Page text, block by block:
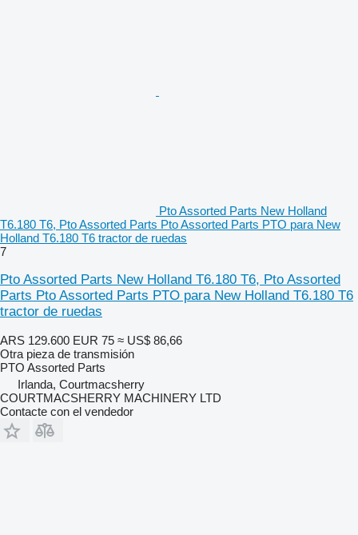
Pto Assorted Parts New Holland
T6.180 T6, Pto Assorted Parts Pto Assorted Parts PTO para New
Holland T6.180 T6 tractor de ruedas
7
Pto Assorted Parts New Holland T6.180 T6, Pto Assorted
Parts Pto Assorted Parts PTO para New Holland T6.180 T6
tractor de ruedas
ARS 129.600 EUR 75 ≈ US$ 86,66
Otra pieza de transmisión
PTO Assorted Parts
Irlanda, Courtmacsherry
COURTMACSHERRY MACHINERY LTD
Contacte con el vendedor